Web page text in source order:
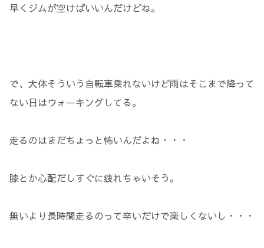
早くジムが空けばいいんだけどね。
で、大体そういう自転車乗れないけど雨はそこまで降って
ない日はウォーキングしてる。
走るのはまだちょっと怖いんだよね・・・
膝とか心配だしすぐに疲れちゃいそう。
無いより長時間走るのって辛いだけで楽しくないし・・・